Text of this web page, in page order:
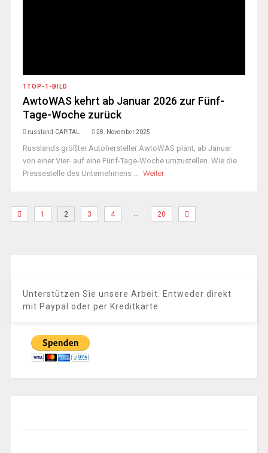
1TOP-1-BILD
AwtoWAS kehrt ab Januar 2026 zur Fünf-
Tage-Woche zurück
russland.CAPITAL 28. November 2025
Russlands größter Autohersteller AwtoWAS plant, ab Januar
von einer Vier- auf eine Fünf-Tage-Woche umzustellen. Wie die
Pressestelle des Unternehmens ... Weiter
1 2 3 4 … 20
Unterstützen Sie unsere Arbeit. Entweder direkt
mit Paypal oder per Kreditkarte